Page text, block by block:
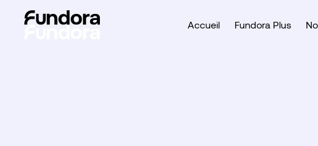
Accueil Fundora Plus